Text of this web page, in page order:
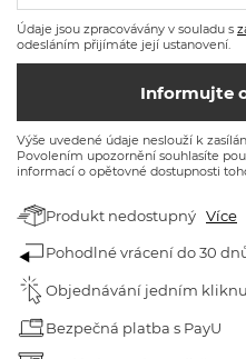
Údaje jsou zpracovávány v souladu s
odesláním přijímáte její ustanovení.
Informujte
Výše uvedené údaje neslouží k
Povolením upozornění souhlasíte
informací o opětovné dostupnosti
Produkt nedostupný Více
Pohodlné vrácení do 30
Objednávání jedním
Bezpečná platba s PayU